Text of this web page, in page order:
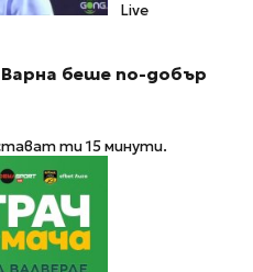
Live
беше по-добър
ти 15 минути.